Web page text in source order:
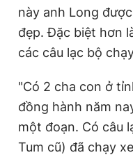
này anh Long
đẹp. Đặc biệt hơn
các câu lạc bộ
"Có 2 cha con ở
đồng hành năm
một đoạn. Có câu
Tum cũ) đã chạy